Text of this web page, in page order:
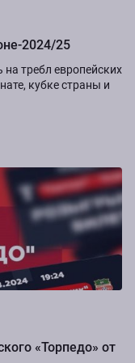
2024/25
на требл европейских
кубке страны и
«Торпедо» от